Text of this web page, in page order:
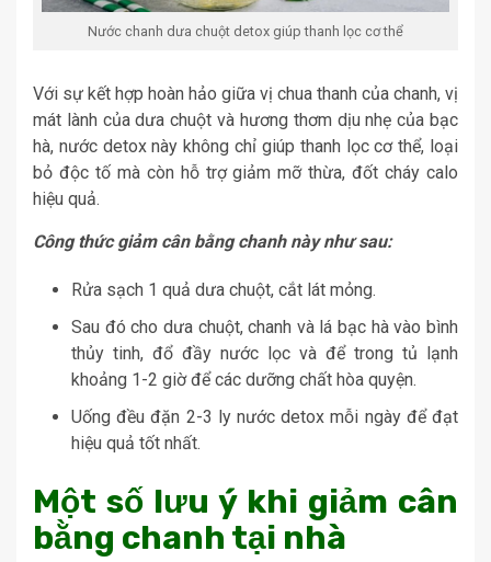
Nước chanh dưa chuột detox giúp thanh lọc cơ thể
Với sự kết hợp hoàn hảo giữa vị chua thanh của chanh, vị
mát lành của dưa chuột và hương thơm dịu nhẹ của bạc
hà, nước detox này không chỉ giúp thanh lọc cơ thể, loại
bỏ độc tố mà còn hỗ trợ giảm mỡ thừa, đốt cháy calo
hiệu quả.
Công thức giảm cân bằng chanh này như sau:
Rửa sạch 1 quả dưa chuột, cắt lát mỏng.
Sau đó cho dưa chuột, chanh và lá bạc hà vào bình
thủy tinh, đổ đầy nước lọc và để trong tủ lạnh
khoảng 1-2 giờ để các dưỡng chất hòa quyện.
Uống đều đặn 2-3 ly nước detox mỗi ngày để đạt
hiệu quả tốt nhất.
Một số lưu ý khi giảm cân
bằng chanh tại nhà